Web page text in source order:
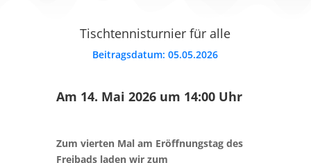
Tischtennisturnier für alle
Beitragsdatum: 05.05.2026
Am 14. Mai 2026 um 14:00 Uhr
Zum vierten Mal am Eröffnungstag des
Freibads laden wir zum